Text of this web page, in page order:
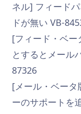
ネル] フィード
ドが無い VB-
[フィード・ベー
とするとメール
87326
[メール・ベー
ーのサポートを